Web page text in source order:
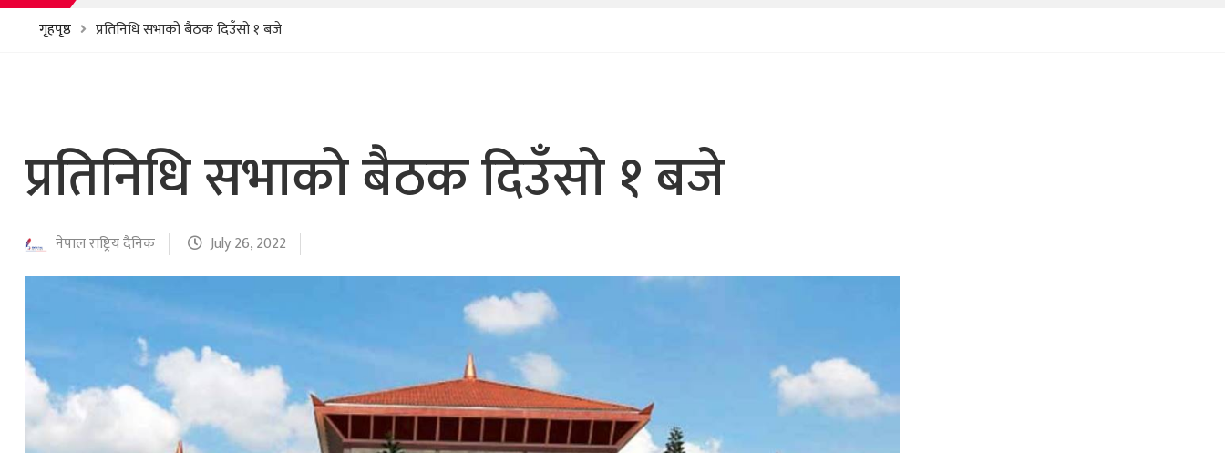
बाढी पहिरोका कारण मृत्यु हुनेको संख्या ६० पुग्यो
गृहपृष्ठ प्रतिनिधि सभाको बैठक दिउँसो १ बजे
प्रतिनिधि सभाको बैठक दिउँसो १ बजे
नेपाल राष्ट्रिय दैनिक July 26, 2022